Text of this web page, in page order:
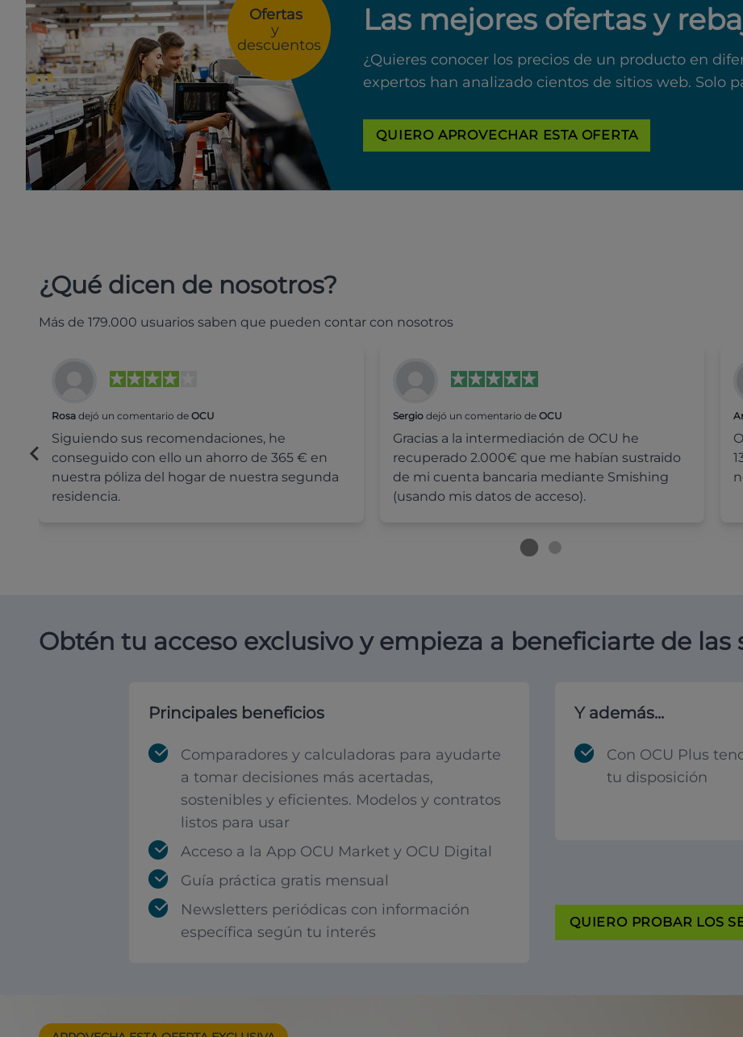
Ofertas
y
descuentos
Las mejores ofertas y
¿Quieres conocer los precios de un producto en
expertos han analizado cientos de sitios web. Solo
QUIERO APROVECHAR ESTA OFERTA
¿Qué dicen de nosotros?
Más de 179.000 usuarios saben que pueden contar con nosotros
Rosa dejó un comentario de OCU
Siguiendo sus recomendaciones, he
conseguido con ello un ahorro de 365 € en
nuestra póliza del hogar de nuestra segunda
residencia.
Sergiodejó un comentario de OCU
Gracias a la intermediación de OCU he
recuperado 2.000€ que me habían sustraido
de mi cuenta bancaria mediante Smishing
(usando mis datos de acceso).
Obtén tu acceso exclusivo y empieza a beneficiarte de
Principales beneficios
Comparadores y calculadoras para ayudarte
a tomar decisiones más acertadas,
sostenibles y eficientes. Modelos y contratos
listos para usar
Acceso a la App OCU Market y OCU Digital
Guía práctica gratis mensual
Newsletters periódicas con información
específica según tu interés
Y además...
Con OCU Plus
tu disposición
QUIERO PROBAR LOS